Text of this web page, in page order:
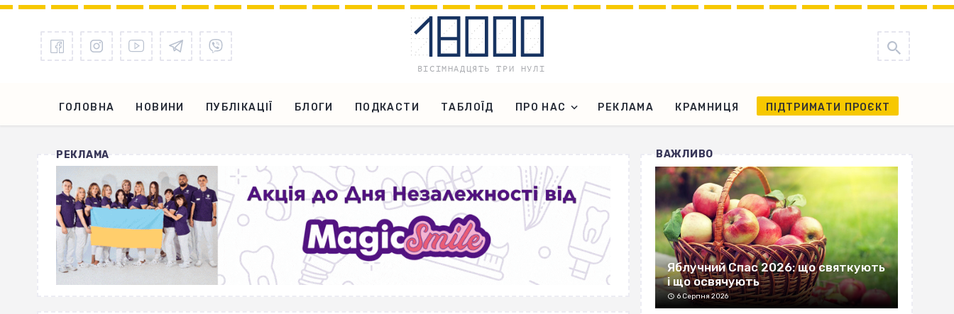
ГОЛОВНА НОВИНИ ПУБЛІКАЦІЇ БЛОГИ ПОДКАСТИ ТАБЛОЇД ПРО НАС РЕКЛАМА КРАМНИЦЯ ПІДТРИМАТИ ПРОЄКТ
РЕКЛАМА ВАЖЛИВО
Яблучний Спас 2026: що святкують
і що освячують
6 Серпня 2026